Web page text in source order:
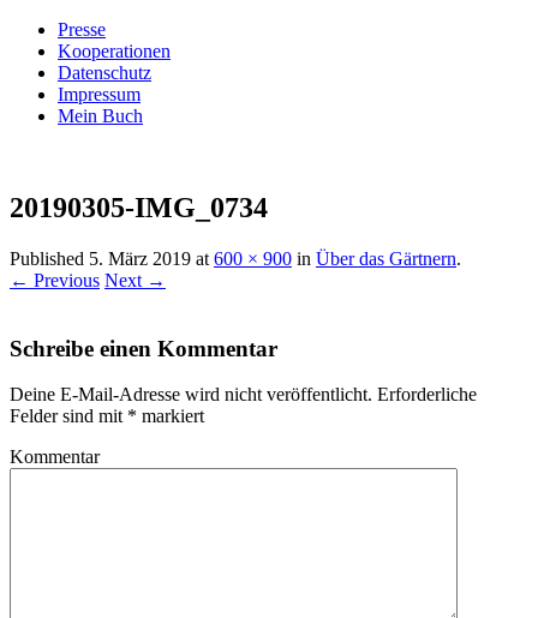
Presse
Kooperationen
Datenschutz
Impressum
Mein Buch
Villa König
20190305-IMG_0734
Published 5. März 2019 at 600 × 900 in Über das Gärtnern.
← Previous Next →
Schreibe einen Kommentar
Deine E-Mail-Adresse wird nicht veröffentlicht. Erforderliche
Felder sind mit * markiert
Kommentar